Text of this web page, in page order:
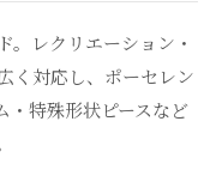
。レクリエーション・
く対応し、ポーセレン
・特殊形状ピースなど